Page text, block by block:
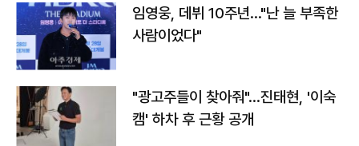
임영웅, 데뷔 10주년…"난 늘 부족한
사람이었다"
"광고주들이 찾아줘"…진태현, '이숙
캠' 하차 후 근황 공개